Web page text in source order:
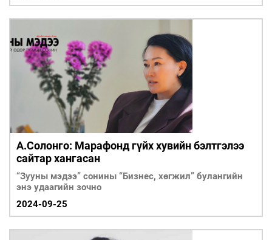
А.Солонго: Марафонд гүйх хувийн бэлтгэлээ
сайтар хангасан
“Зууны мэдээ” сонины “Бизнес, хөгжил” булангийн
энэ удаагийн зочно
2024-09-25